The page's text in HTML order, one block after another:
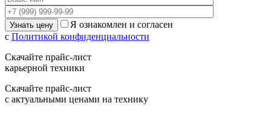
Я ознакомлен и согласен
с Политикой конфиденциальности
Скачайте прайс-лист
карьерной техники
Скачайте прайс-лист
с актуальными ценами на технику